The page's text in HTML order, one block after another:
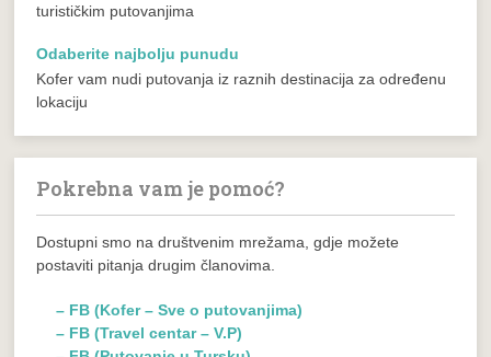
turističkim putovanjima
Odaberite najbolju punudu
Kofer vam nudi putovanja iz raznih destinacija za određenu
lokaciju
Pokrebna vam je pomoć?
Dostupni smo na društvenim mrežama, gdje možete
postaviti pitanja drugim članovima.
– FB (Kofer – Sve o putovanjima)
– FB (Travel centar – V.P)